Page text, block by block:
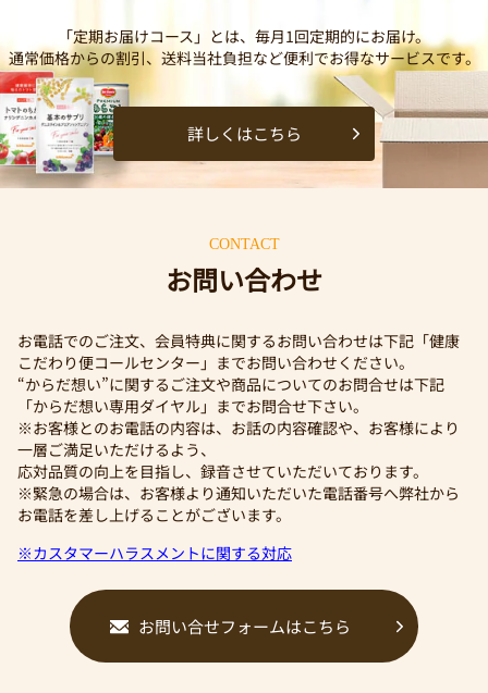
「定期お届けコース」とは、毎月1回定期的にお届け。
通常価格からの割引、送料当社負担など便利でお得なサービスです。
詳しくはこちら
CONTACT
お問い合わせ
お電話でのご注文、会員特典に関するお問い合わせは下記「健康
こだわり便コールセンター」までお問い合わせください。
“からだ想い”に関するご注文や商品についてのお問合せは下記
「からだ想い専用ダイヤル」までお問合せ下さい。
※お客様とのお電話の内容は、お話の内容確認や、お客様により
一層ご満足いただけるよう、
応対品質の向上を目指し、録音させていただいております。
※緊急の場合は、お客様より通知いただいた電話番号へ弊社から
お電話を差し上げることがございます。
※カスタマーハラスメントに関する対応
お問い合せフォームはこちら